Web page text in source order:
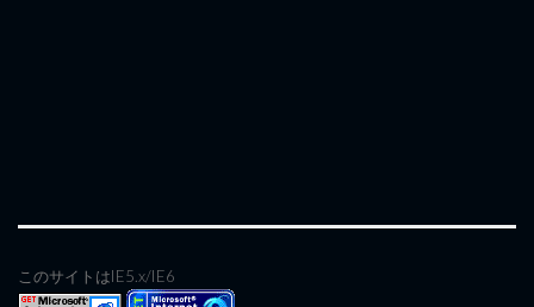
このサイトはIE5.x/IE6